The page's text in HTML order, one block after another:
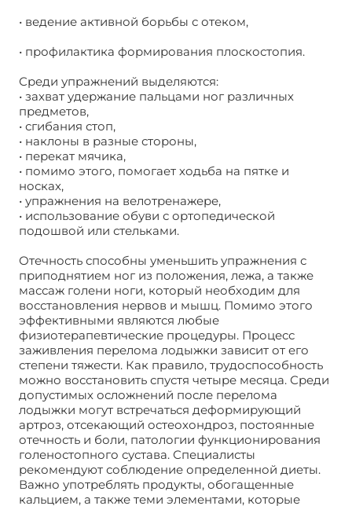
• ведение активной борьбы с отеком,
• профилактика формирования плоскостопия.
Среди упражнений выделяются:
• захват удержание пальцами ног различных
предметов,
• сгибания стоп,
• наклоны в разные стороны,
• перекат мячика,
• помимо этого, помогает ходьба на пятке и
носках,
• упражнения на велотренажере,
• использование обуви с ортопедической
подошвой или стельками.
Отечность способны уменьшить упражнения с
приподнятием ног из положения, лежа, а также
массаж голени ноги, который необходим для
восстановления нервов и мышц. Помимо этого
эффективными являются любые
физиотерапевтические процедуры. Процесс
заживления перелома лодыжки зависит от его
степени тяжести. Как правило, трудоспособность
можно восстановить спустя четыре месяца. Среди
допустимых осложнений после перелома
лодыжки могут встречаться деформирующий
артроз, отсекающий остеохондроз, постоянные
отечность и боли, патологии функционирования
голеностопного сустава. Специалисты
рекомендуют соблюдение определенной диеты.
Важно употреблять продукты, обогащенные
кальцием, а также теми элементами, которые